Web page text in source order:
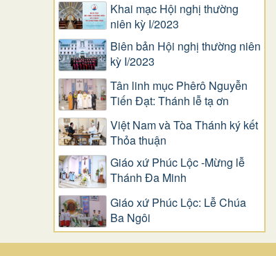
Khai mạc Hội nghị thường
niên kỳ I/2023
Biên bản Hội nghị thường niên
kỳ I/2023
Tân linh mục Phêrô Nguyễn
Tiến Đạt: Thánh lễ tạ ơn
Việt Nam và Tòa Thánh ký kết
Thỏa thuận
Giáo xứ Phúc Lộc -Mừng lễ
Thánh Đa Minh
Giáo xứ Phúc Lộc: Lễ Chúa
Ba Ngôi